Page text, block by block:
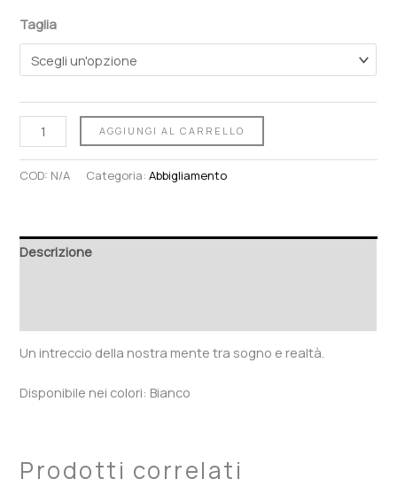
Taglia
AGGIUNGI AL CARRELLO
COD: N/A Categoria:Abbigliamento
Descrizione
Un intreccio della nostra mente tra sogno e realtà.
Disponibile nei colori: Bianco
Prodotti correlati